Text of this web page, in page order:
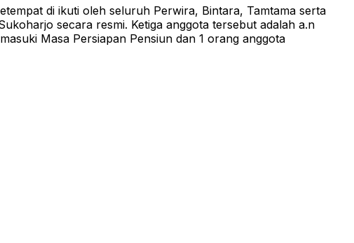
di ikuti oleh seluruh Perwira, Bintara, Tamtama serta
secara resmi. Ketiga anggota tersebut adalah a.n
Masa Persiapan Pensiun dan 1 orang anggota